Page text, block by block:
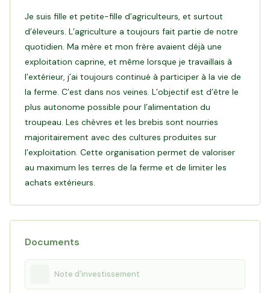
caprine française, notamment pour la fabrication de fromages
de chèvre comme la bûche.
Objectif de ce financement :
Grâce à votre investissement,
Véronique pourra sécuriser les terres de son exploitation afin
de préserver l’autonomie alimentaire de son troupeau,
pérenniser son activité d’élevage caprin et continuer à faire
Lire le témoignage de Véronique
Je suis fille et petite-fille d’agriculteurs, et surtout
d’éleveurs. L’agriculture a toujours fait partie de notre
quotidien. Ma mère et mon frère avaient déjà une
exploitation caprine, et même lorsque je travaillais à
l’extérieur, j’ai toujours continué à participer à la vie de
la ferme. C’est dans nos veines. L’objectif est d’être le
plus autonome possible pour l’alimentation du
troupeau. Les chèvres et les brebis sont nourries
majoritairement avec des cultures produites sur
l’exploitation. Cette organisation permet de valoriser
au maximum les terres de la ferme et de limiter les
achats extérieurs.
Documents
Note d'investissement